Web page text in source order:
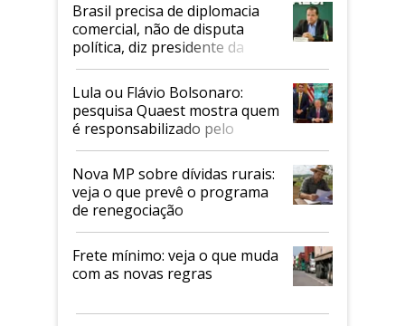
Brasil precisa de diplomacia
comercial, não de disputa
política, diz presidente da
Faesp
Lula ou Flávio Bolsonaro:
pesquisa Quaest mostra quem
é responsabilizado pelo
tarifaço dos EUA
Nova MP sobre dívidas rurais:
veja o que prevê o programa
de renegociação
Frete mínimo: veja o que muda
com as novas regras